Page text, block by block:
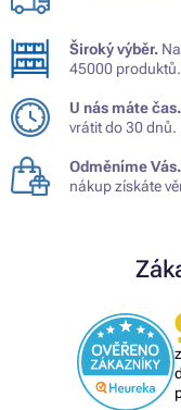
Široký výběr.
45000 produktů.
U nás máte čas.
vrátit do 30 dnů.
Odměníme Vás.
nákup získáte